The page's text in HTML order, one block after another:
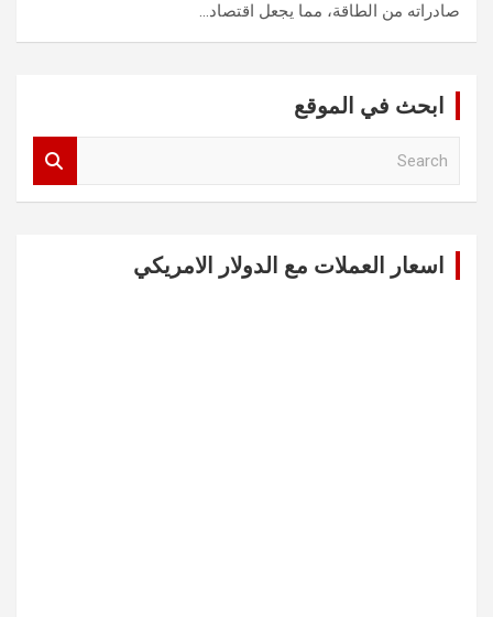
صادراته من الطاقة، مما يجعل اقتصاد…
ابحث في الموقع
اسعار العملات مع الدولار الامريكي